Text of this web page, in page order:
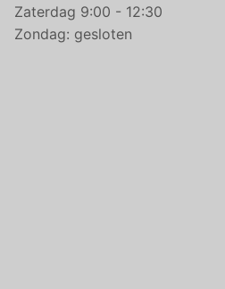
Zaterdag 9:00 - 12:30
Zondag: gesloten